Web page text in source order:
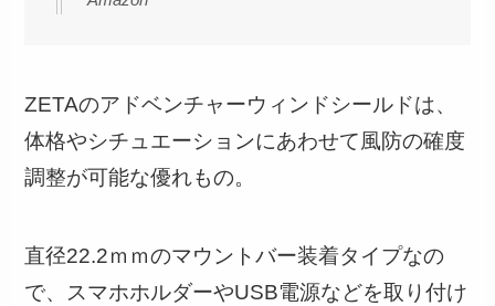
ZETAのアドベンチャーウィンドシールドは、
体格やシチュエーションにあわせて風防の確度
調整が可能な優れもの。
直径22.2ｍｍのマウントバー装着タイプなの
で、スマホホルダーやUSB電源などを取り付け